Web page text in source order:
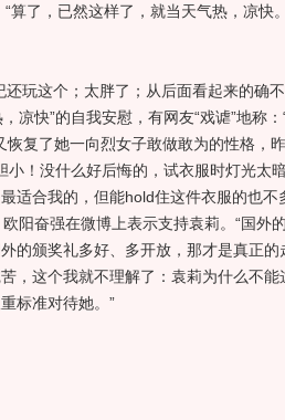
了，已然这样了，就当天气热，凉快
玩这个；太胖了；从后面看起来的确
凉快”的自我安慰，有网友“戏谑”地称：
复了她一向烈女子敢做敢为的性格，
小！没什么好后悔的，试衣服时灯光太
适合我的，但能hold住这件衣服的也不
阳奋强在微博上表示支持袁莉。“国外
的颁奖礼多好、多开放，那才是真正的
，这个我就不理解了：袁莉为什么不能
标准对待她。”